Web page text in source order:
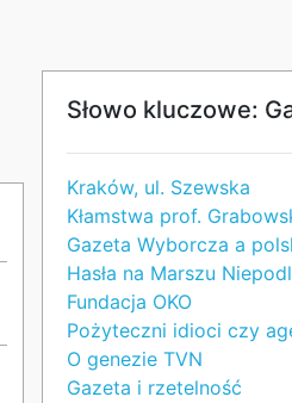
Słowo kluczowe:
Kraków, ul. Szewska
Kłamstwa prof.
Gazeta Wyborcza a
Hasła na Marszu
Fundacja OKO
Pożyteczni idioci czy
O genezie TVN
Gazeta i rzetelność